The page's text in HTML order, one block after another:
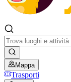
Mappa
Trasporti